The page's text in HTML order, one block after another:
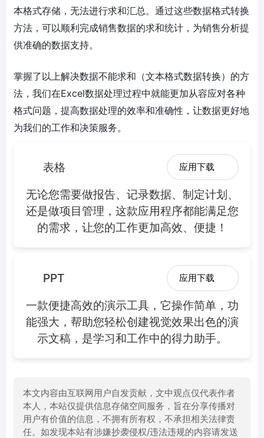
本格式存储，无法进行求和汇总。通过这些数据格式转换
方法，可以顺利完成销售数据的求和统计，为销售分析提
供准确的数据支持。
掌握了以上解决数据不能求和（文本格式数据转换）的方
法，我们在Excel数据处理过程中就能更加从容应对各种
格式问题，提高数据处理的效率和准确性，让数据更好地
为我们的工作和决策服务。
表格 应用下载
无论您需要做报告、记录数据、制定计划、
还是做项目管理，这款应用程序都能满足您
的需求，让您的工作更加高效、便捷！
PPT 应用下载
一款便捷高效的演示工具，它操作简单，功
能强大，帮助您轻松创建视觉效果出色的演
示文稿，是学习和工作中的得力助手。
本文内容由互联网用户自发贡献，文中观点仅代表作者
本人，本站仅提供信息存储空间服务，旨在分享传播对
用户有价值的信息，不拥有所有权，不承担相关法律责
任。如发现本站有涉嫌抄袭侵权/违法违规的内容请发送